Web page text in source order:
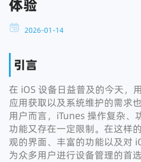
体验
2026-01-14
引言
在 iOS 设备日益普及的今天，
应用获取以及系统维护的需求
用户而言，iTunes 操作复杂、
功能又存在一定限制。在这样的
观的界面、丰富的功能以及对
为众多用户进行设备管理的首选